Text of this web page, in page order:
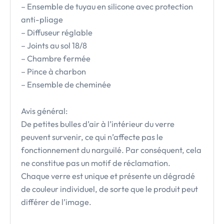
– Ensemble de tuyau en silicone avec protection
anti-pliage
– Diffuseur réglable
– Joints au sol 18/8
– Chambre fermée
– Pince à charbon
– Ensemble de cheminée
Avis général:
De petites bulles d’air à l’intérieur du verre
peuvent survenir, ce qui n’affecte pas le
fonctionnement du narguilé. Par conséquent, cela
ne constitue pas un motif de réclamation.
Chaque verre est unique et présente un dégradé
de couleur individuel, de sorte que le produit peut
différer de l’image.